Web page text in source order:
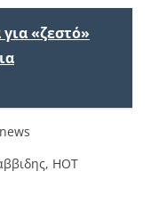
«ζεστό»
, HOT